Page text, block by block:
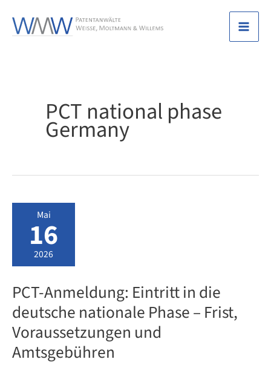
Inhalt
PCT national phase
Germany
Mai
16
2026
PCT-Anmeldung: Eintritt in die
deutsche nationale Phase – Frist,
Voraussetzungen und
Amtsgebühren